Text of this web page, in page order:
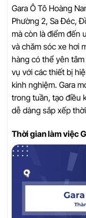
Gara Ô Tô Hoàng
Phường 2, Sa Đéc,
mà còn là điểm đến
và chăm sóc xe hơi
hàng có thể yên
vụ với các thiết bị
kinh nghiệm. Gara
trong tuần, tạo điều
dễ dàng sắp xếp
Thời gian làm việc